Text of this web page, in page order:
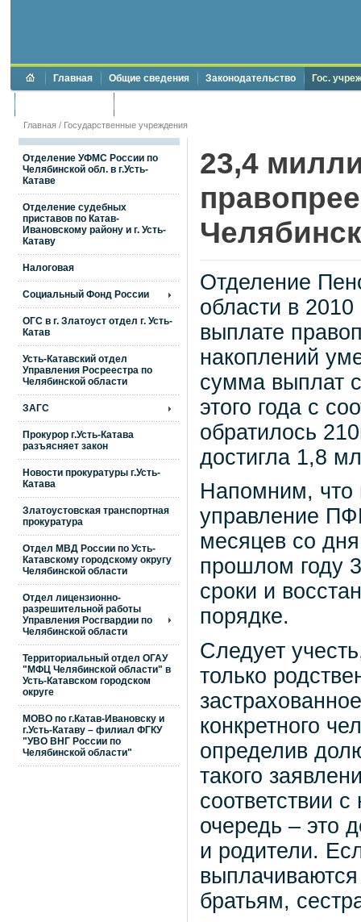
Главная Общие сведения Законодательство Гос.
Главная / Государственные учреждения
Отделение УФМС России по
Челябинской обл. в г.Усть-
Катаве
Отделение судебных
приставов по Катав-
Ивановскому району и г. Усть-
Катаву
Налоговая
Социальный Фонд России
ОГС в г. Златоуст отдел г. Усть-
Катав
Усть-Катавский отдел
Управления Росреестра по
Челябинской области
ЗАГС
Прокурор г.Усть-Катава
разъясняет закон
Новости прокуратуры г.Усть-
Катава
Златоустовская транспортная
прокуратура
Отдел МВД России по Усть-
Катавскому городскому округу
Челябинской области
Отдел лицензионно-
разрешительной работы
Управления Росгвардии по
Челябинской области
Территориальный отдел ОГАУ
"МФЦ Челябинской области" в
Усть-Катавском городском
округе
МОВО по г.Катав-Ивановску и
г.Усть-Катаву – филиал ФГКУ
"УВО ВНГ России по
Челябинской области"
23,4
Отделение
области в
выплате
накоплений
сумма выплат
этого года с
обратилось
достигла 1,8
Напомним, что
управление
месяцев со
прошлом году
сроки и
порядке.
Следует
только
конкретного
определив
такого
соответствии
очередь – это
и родители.
братьям,